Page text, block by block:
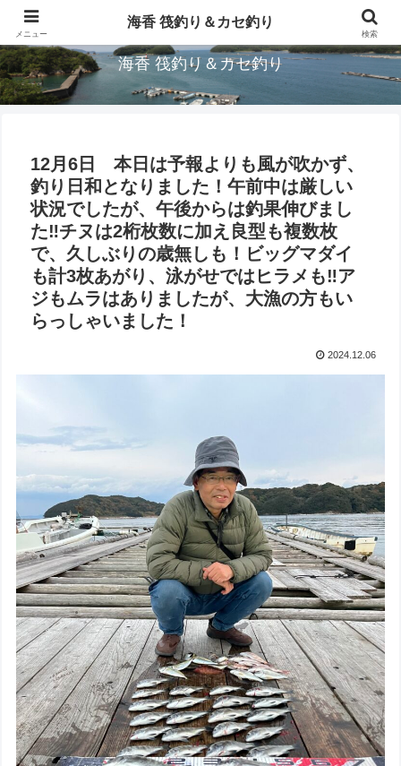
三重県鳥羽市/浦村(うらむら)筏釣り＆カセ釣り海香です。
海香 筏釣り＆カセ釣り
12月6日 本日は予報よりも風が吹かず、
釣り日和となりました！午前中は厳しい
状況でしたが、午後からは釣果伸びまし
た‼︎チヌは2桁枚数に加え良型も複数枚
で、久しぶりの歳無しも！ビッグマダイ
も計3枚あがり、泳がせではヒラメも‼︎ア
ジもムラはありましたが、大漁の方もい
らっしゃいました！
2024.12.06
メニュー
海香 筏釣り＆カセ釣り
検索